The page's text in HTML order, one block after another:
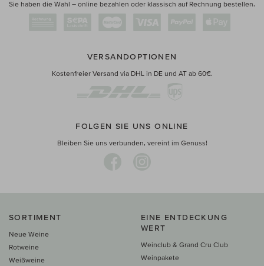
Sie haben die Wahl – online bezahlen oder klassisch auf Rechnung bestellen.
VERSANDOPTIONEN
Kostenfreier Versand via DHL in DE und AT ab 60€.
FOLGEN SIE UNS ONLINE
Bleiben Sie uns verbunden, vereint im Genuss!
SORTIMENT
Neue Weine
Rotweine
Weißweine
EINE ENTDECKUNG
WERT
Weinclub & Grand Cru Club
Weinpakete